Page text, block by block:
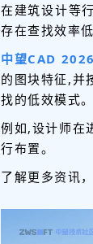
在建筑设计等
存在查找效率
中望CAD 2026
的图块特征,并
找的低效模式。
例如,设计师在
行布置。
了解更多资讯